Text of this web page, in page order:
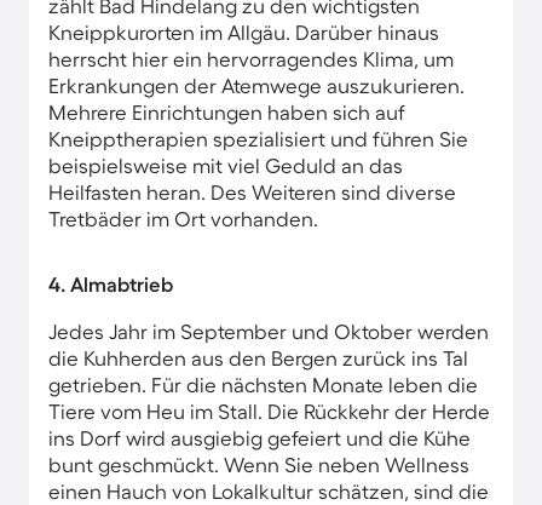
zählt Bad Hindelang zu den wichtigsten
Kneippkurorten im Allgäu. Darüber hinaus
herrscht hier ein hervorragendes Klima, um
Erkrankungen der Atemwege auszukurieren.
Mehrere Einrichtungen haben sich auf
Kneipptherapien spezialisiert und führen Sie
beispielsweise mit viel Geduld an das
Heilfasten heran. Des Weiteren sind diverse
Tretbäder im Ort vorhanden.
4. Almabtrieb
Jedes Jahr im September und Oktober werden
die Kuhherden aus den Bergen zurück ins Tal
getrieben. Für die nächsten Monate leben die
Tiere vom Heu im Stall. Die Rückkehr der Herde
ins Dorf wird ausgiebig gefeiert und die Kühe
bunt geschmückt. Wenn Sie neben Wellness
einen Hauch von Lokalkultur schätzen, sind die